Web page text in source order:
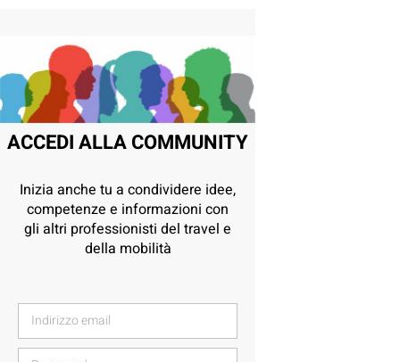
ACCEDI ALLA COMMUNITY
Inizia anche tu a condividere idee,
competenze e informazioni con
gli altri professionisti del travel e
della mobilità